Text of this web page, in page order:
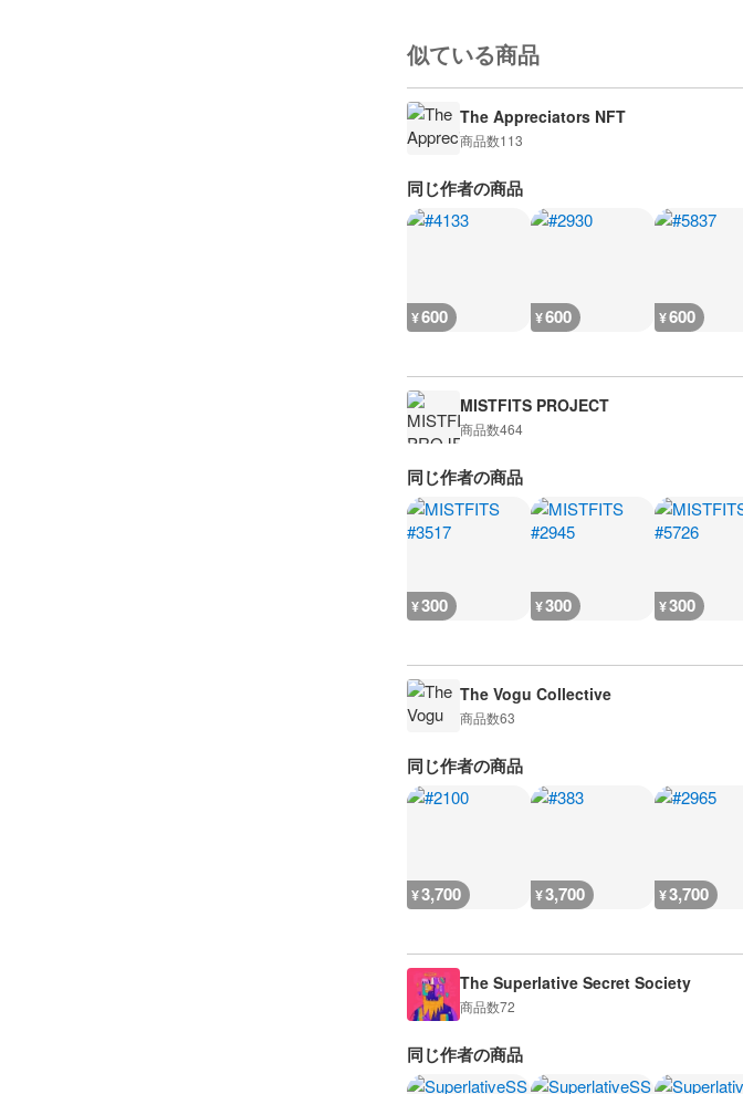
似ている商品
The Appreciators NFT
商品数113
同じ作者の商品
¥600 ¥600 ¥600
MISTFITS PROJECT
商品数464
同じ作者の商品
¥300 ¥300 ¥300
The Vogu Collective
商品数63
同じ作者の商品
¥3,700 ¥3,700 ¥3,700
The Superlative Secret Society
商品数72
同じ作者の商品